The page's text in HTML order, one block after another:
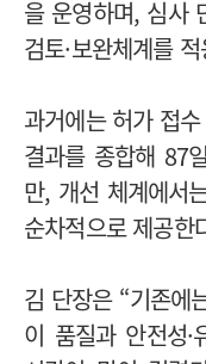
을 운영하며, 심사
검토·보완체계를
과거에는 허가 접
결과를 종합해 87
만, 개선 체계에서
순차적으로 제공한
김 단장은 “기존에
이 품질과 안전성·